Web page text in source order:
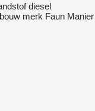
diesel
merk Faun Manier